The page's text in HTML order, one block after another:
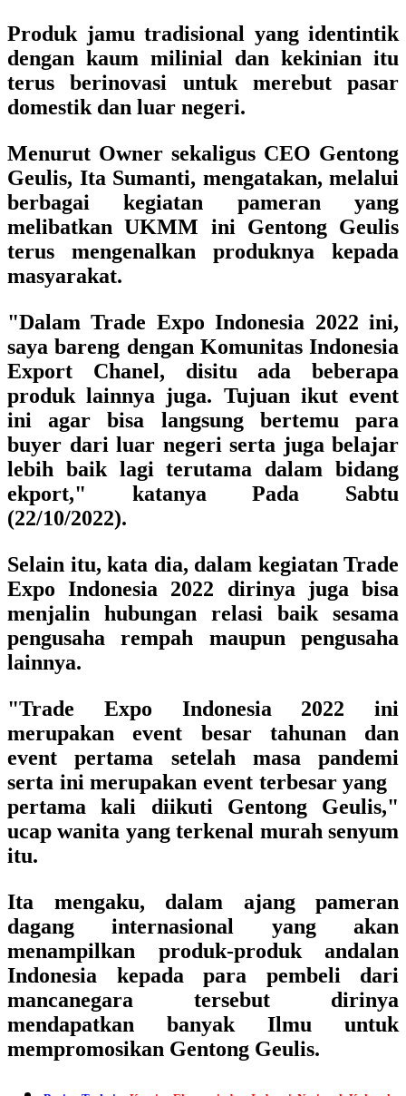
Produk jamu tradisional yang identintik
dengan kaum milinial dan kekinian itu
terus berinovasi untuk merebut pasar
domestik dan luar negeri.
Menurut Owner sekaligus CEO Gentong
Geulis, Ita Sumanti, mengatakan, melalui
berbagai kegiatan pameran yang
melibatkan UKMM ini Gentong Geulis
terus mengenalkan produknya kepada
masyarakat.
"Dalam Trade Expo Indonesia 2022 ini,
saya bareng dengan Komunitas Indonesia
Export Chanel, disitu ada beberapa
produk lainnya juga. Tujuan ikut event
ini agar bisa langsung bertemu para
buyer dari luar negeri serta juga belajar
lebih baik lagi terutama dalam bidang
ekport," katanya Pada Sabtu
(22/10/2022).
Selain itu, kata dia, dalam kegiatan Trade
Expo Indonesia 2022 dirinya juga bisa
menjalin hubungan relasi baik sesama
pengusaha rempah maupun pengusaha
lainnya.
"Trade Expo Indonesia 2022 ini
merupakan event besar tahunan dan
event pertama setelah masa pandemi
serta ini merupakan event terbesar yang
pertama kali diikuti Gentong Geulis,"
ucap wanita yang terkenal murah senyum
itu.
Ita mengaku, dalam ajang pameran
dagang internasional yang akan
menampilkan produk-produk andalan
Indonesia kepada para pembeli dari
mancanegara tersebut dirinya
mendapatkan banyak Ilmu untuk
mempromosikan Gentong Geulis.